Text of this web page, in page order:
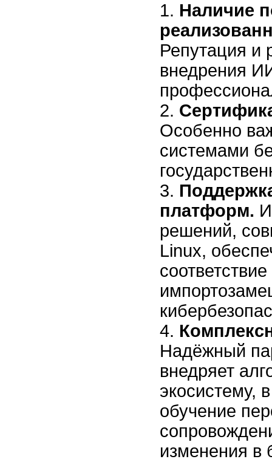
Наличие
Репутация и
внедрения
Особенно
системами
платформ.
решений,
Linux,
Надёжный
внедряет
экосистему,
обучение
изменения в